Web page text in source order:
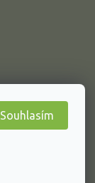
Souhlasím